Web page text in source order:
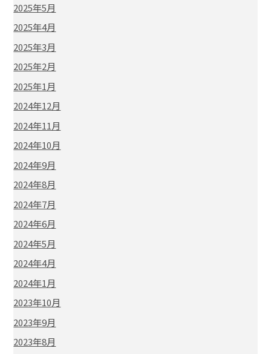
2025年5月
2025年4月
2025年3月
2025年2月
2025年1月
2024年12月
2024年11月
2024年10月
2024年9月
2024年8月
2024年7月
2024年6月
2024年5月
2024年4月
2024年1月
2023年10月
2023年9月
2023年8月